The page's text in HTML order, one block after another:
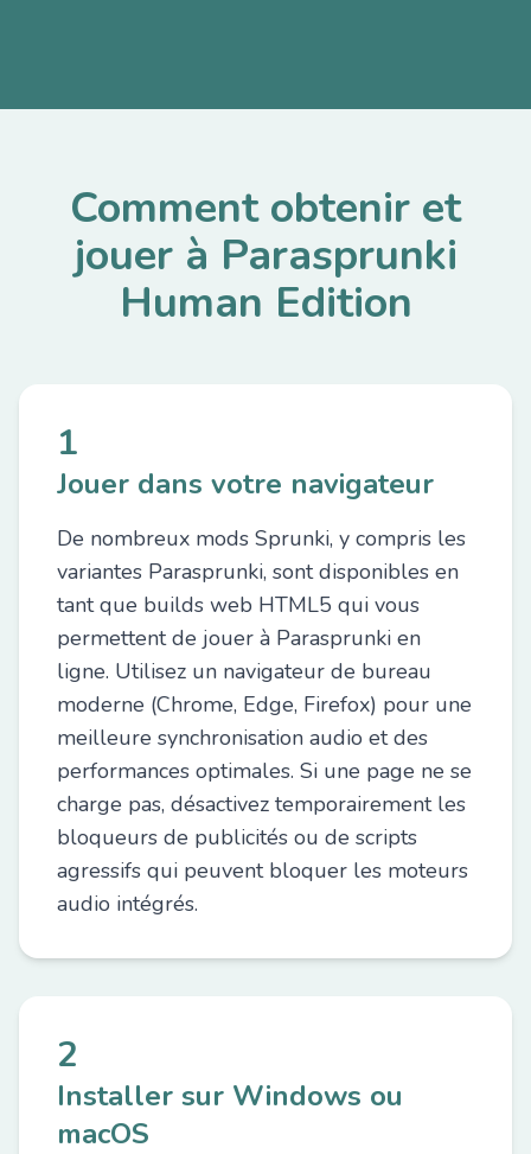
Comment obtenir et
jouer à Parasprunki
Human Edition
1
Jouer dans votre navigateur
De nombreux mods Sprunki, y compris les
variantes Parasprunki, sont disponibles en
tant que builds web HTML5 qui vous
permettent de jouer à Parasprunki en
ligne. Utilisez un navigateur de bureau
moderne (Chrome, Edge, Firefox) pour une
meilleure synchronisation audio et des
performances optimales. Si une page ne se
charge pas, désactivez temporairement les
bloqueurs de publicités ou de scripts
agressifs qui peuvent bloquer les moteurs
audio intégrés.
2
Installer sur Windows ou
macOS